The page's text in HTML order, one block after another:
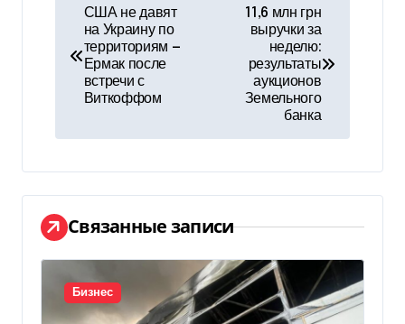
а
ц
и
я
США не давят
на Украину по
территориям —
Ермак после
встречи с
Виткоффом
11,6 млн грн
выручки за
неделю:
результаты
аукционов
Земельного
банка
Связанные записи
Бизнес